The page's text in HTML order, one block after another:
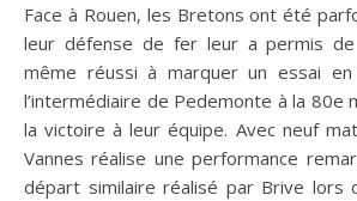
Face à Rouen, les Bretons ont été
leur défense de fer leur a permis
même réussi à marquer un essai
l’intermédiaire de Pedemonte à la 80e
la victoire à leur équipe. Avec neuf
Vannes réalise une performance
départ similaire réalisé par Brive lors